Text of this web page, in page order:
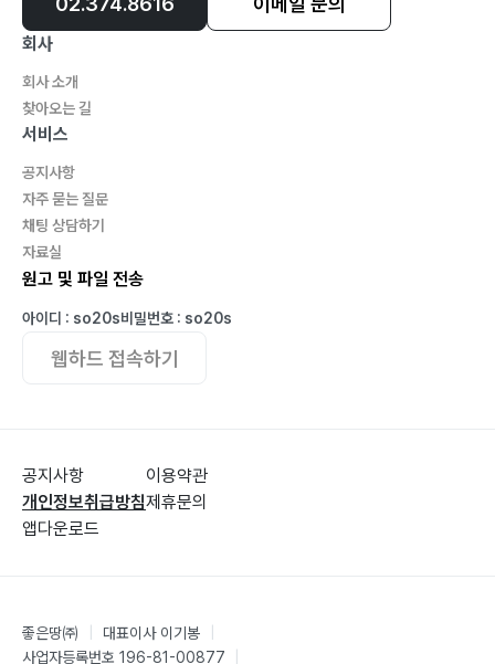
회사
회사 소개
찾아오는 길
서비스
공지사항
자주 묻는 질문
채팅 상담하기
자료실
원고 및 파일 전송
아이디 : so20s비밀번호 : so20s
웹하드 접속하기
공지사항
개인정보취급방침
앱다운로드
이용약관
제휴문의
좋은땅㈜ 대표이사 이기봉
사업자등록번호 196-81-00877